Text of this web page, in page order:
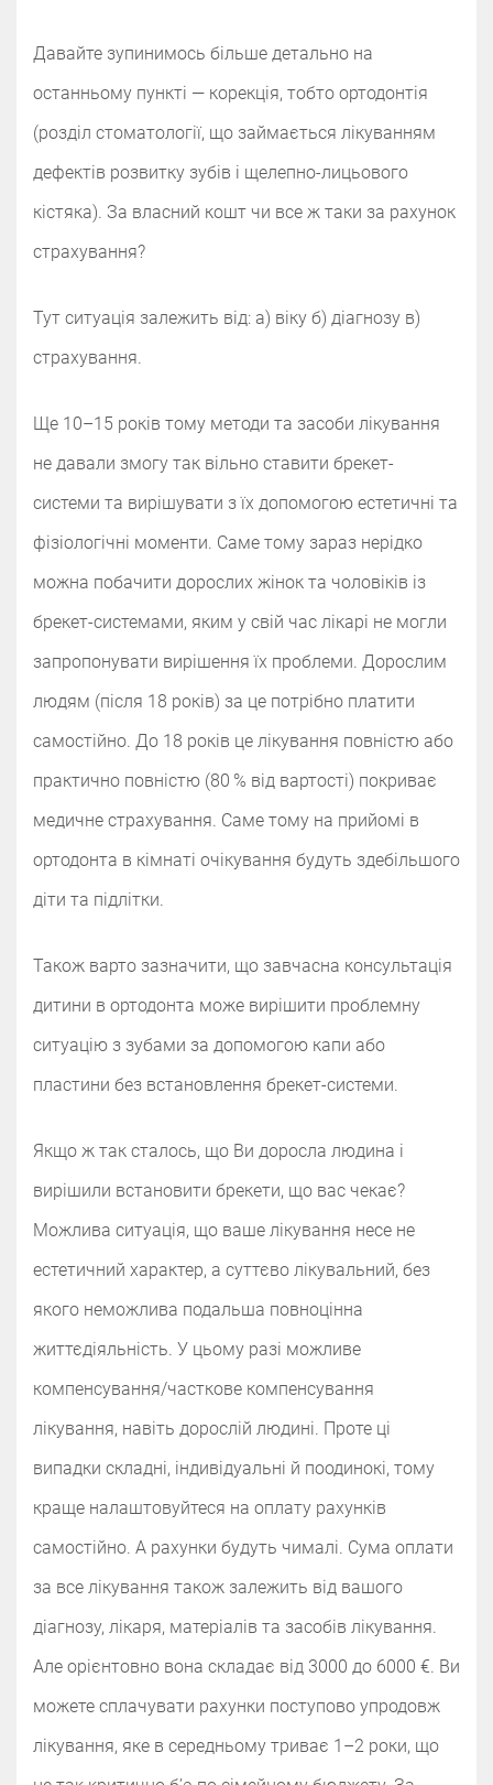
Давайте зупинимось більше детально на
останньому пункті — корекція, тобто ортодонтія
(розділ стоматології, що займається лікуванням
дефектів розвитку зубів і щелепно-лицьового
кістяка). За власний кошт чи все ж таки за рахунок
страхування?
Тут ситуація залежить від: а) віку б) діагнозу в)
страхування.
Ще 10–15 років тому методи та засоби лікування
не давали змогу так вільно ставити брекет-
системи та вирішувати з їх допомогою естетичні та
фізіологічні моменти. Саме тому зараз нерідко
можна побачити дорослих жінок та чоловіків із
брекет-системами, яким у свій час лікарі не могли
запропонувати вирішення їх проблеми. Дорослим
людям (після 18 років) за це потрібно платити
самостійно. До 18 років це лікування повністю або
практично повністю (80 % від вартості) покриває
медичне страхування. Саме тому на прийомі в
ортодонта в кімнаті очікування будуть здебільшого
діти та підлітки.
Також варто зазначити, що завчасна консультація
дитини в ортодонта може вирішити проблемну
ситуацію з зубами за допомогою капи або
пластини без встановлення брекет-системи.
Якщо ж так сталось, що Ви доросла людина і
вирішили встановити брекети, що вас чекає?
Можлива ситуація, що ваше лікування несе не
естетичний характер, а суттєво лікувальний, без
якого неможлива подальша повноцінна
життєдіяльність. У цьому разі можливе
компенсування/часткове компенсування
лікування, навіть дорослій людині. Проте ці
випадки складні, індивідуальні й поодинокі, тому
краще налаштовуйтеся на оплату рахунків
самостійно. А рахунки будуть чималі. Сума оплати
за все лікування також залежить від вашого
діагнозу, лікаря, матеріалів та засобів лікування.
Але орієнтовно вона складає від 3000 до 6000 €. Ви
можете сплачувати рахунки поступово упродовж
лікування, яке в середньому триває 1–2 роки, що